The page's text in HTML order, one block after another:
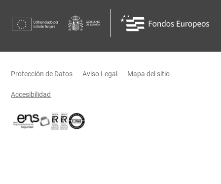
Menú legal
Protección de Datos Aviso Legal Mapa del sitio
Accesibilidad